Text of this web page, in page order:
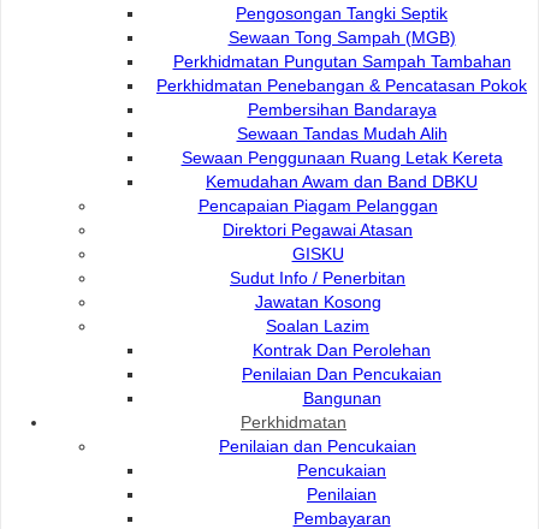
Pengosongan Tangki Septik
Sewaan Tong Sampah (MGB)
Perkhidmatan Pungutan Sampah Tambahan
Perkhidmatan Penebangan & Pencatasan Pokok
Pembersihan Bandaraya
Sewaan Tandas Mudah Alih
Sewaan Penggunaan Ruang Letak Kereta
Kemudahan Awam dan Band DBKU
Pencapaian Piagam Pelanggan
Direktori Pegawai Atasan
GISKU
Sudut Info / Penerbitan
Jawatan Kosong
Soalan Lazim
Kontrak Dan Perolehan
Penilaian Dan Pencukaian
Bangunan
Perkhidmatan
Penilaian dan Pencukaian
Pencukaian
Penilaian
Pembayaran
Abang Iskandar Bolhassan
bin Abg Mohamad Ariff
Timbalan Pengarah
Timbalan Pengarah COS
Hubungi
Rudzaimeir bin Malek
Timbalan Pengarah Jabatan
Perkhidmatan Komuniti
082-446414
Timbalan Pengarah INS